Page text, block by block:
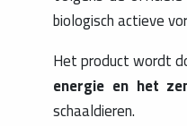
biologisch actieve
Het product wordt
energie en het
schaaldieren.